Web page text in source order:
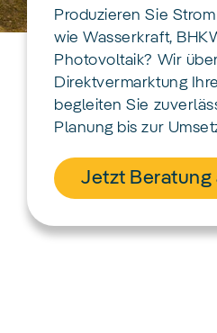
Produzieren Sie
wie Wasserkraft,
Photovoltaik? Wir
Direktvermarktung
begleiten Sie
Planung bis zur
Jetzt Beratung